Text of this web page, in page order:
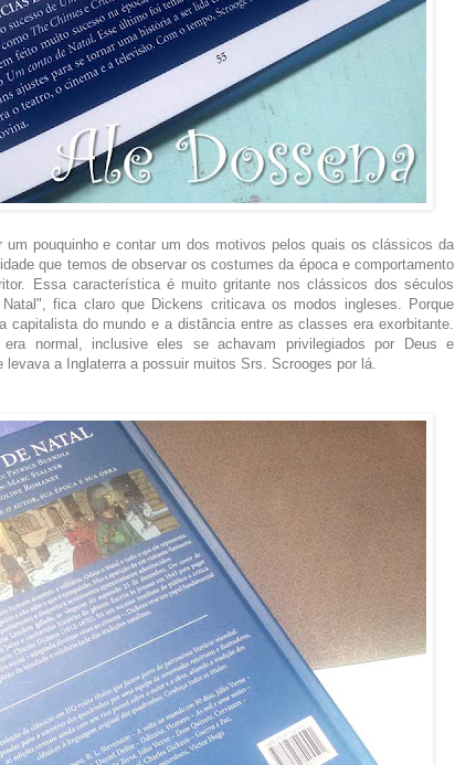
pouquinho e contar um dos motivos pelos quais os clássicos da
que temos de observar os costumes da época e comportamento
Essa característica é muito gritante nos clássicos dos séculos
fica claro que Dickens criticava os modos ingleses. Porque
capitalista do mundo e a distância entre as classes era exorbitante.
normal, inclusive eles se achavam privilegiados por Deus e
a Inglaterra a possuir muitos Srs. Scrooges por lá.